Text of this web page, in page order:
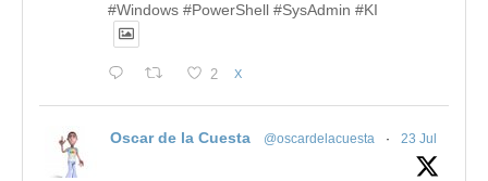
#Windows #PowerShell #SysAdmin #KI
2 X
Oscar de la Cuesta @oscardelacuesta · 23 Jul